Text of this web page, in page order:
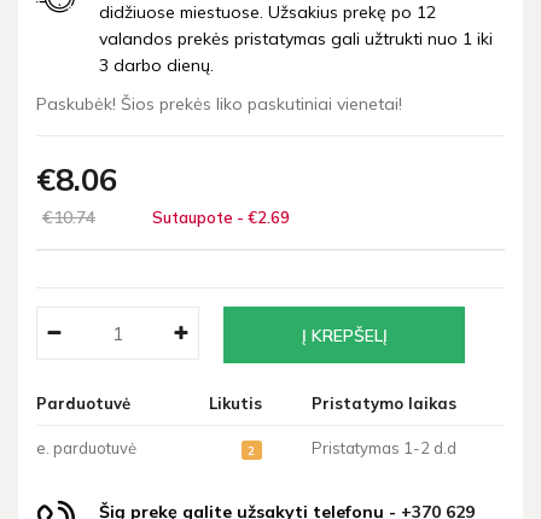
didžiuose miestuose. Užsakius prekę po 12
valandos prekės pristatymas gali užtrukti nuo 1 iki
3 darbo dienų.
Paskubėk! Šios prekės liko paskutiniai vienetai!
€8 06
€1074 Sutaupote - €2 69
Parduotuvė Likutis Pristatymo laikas
e. parduotuvė 2 Pristatymas 1-2 d.d
Šią prekę galite užsakyti telefonu - +370 629